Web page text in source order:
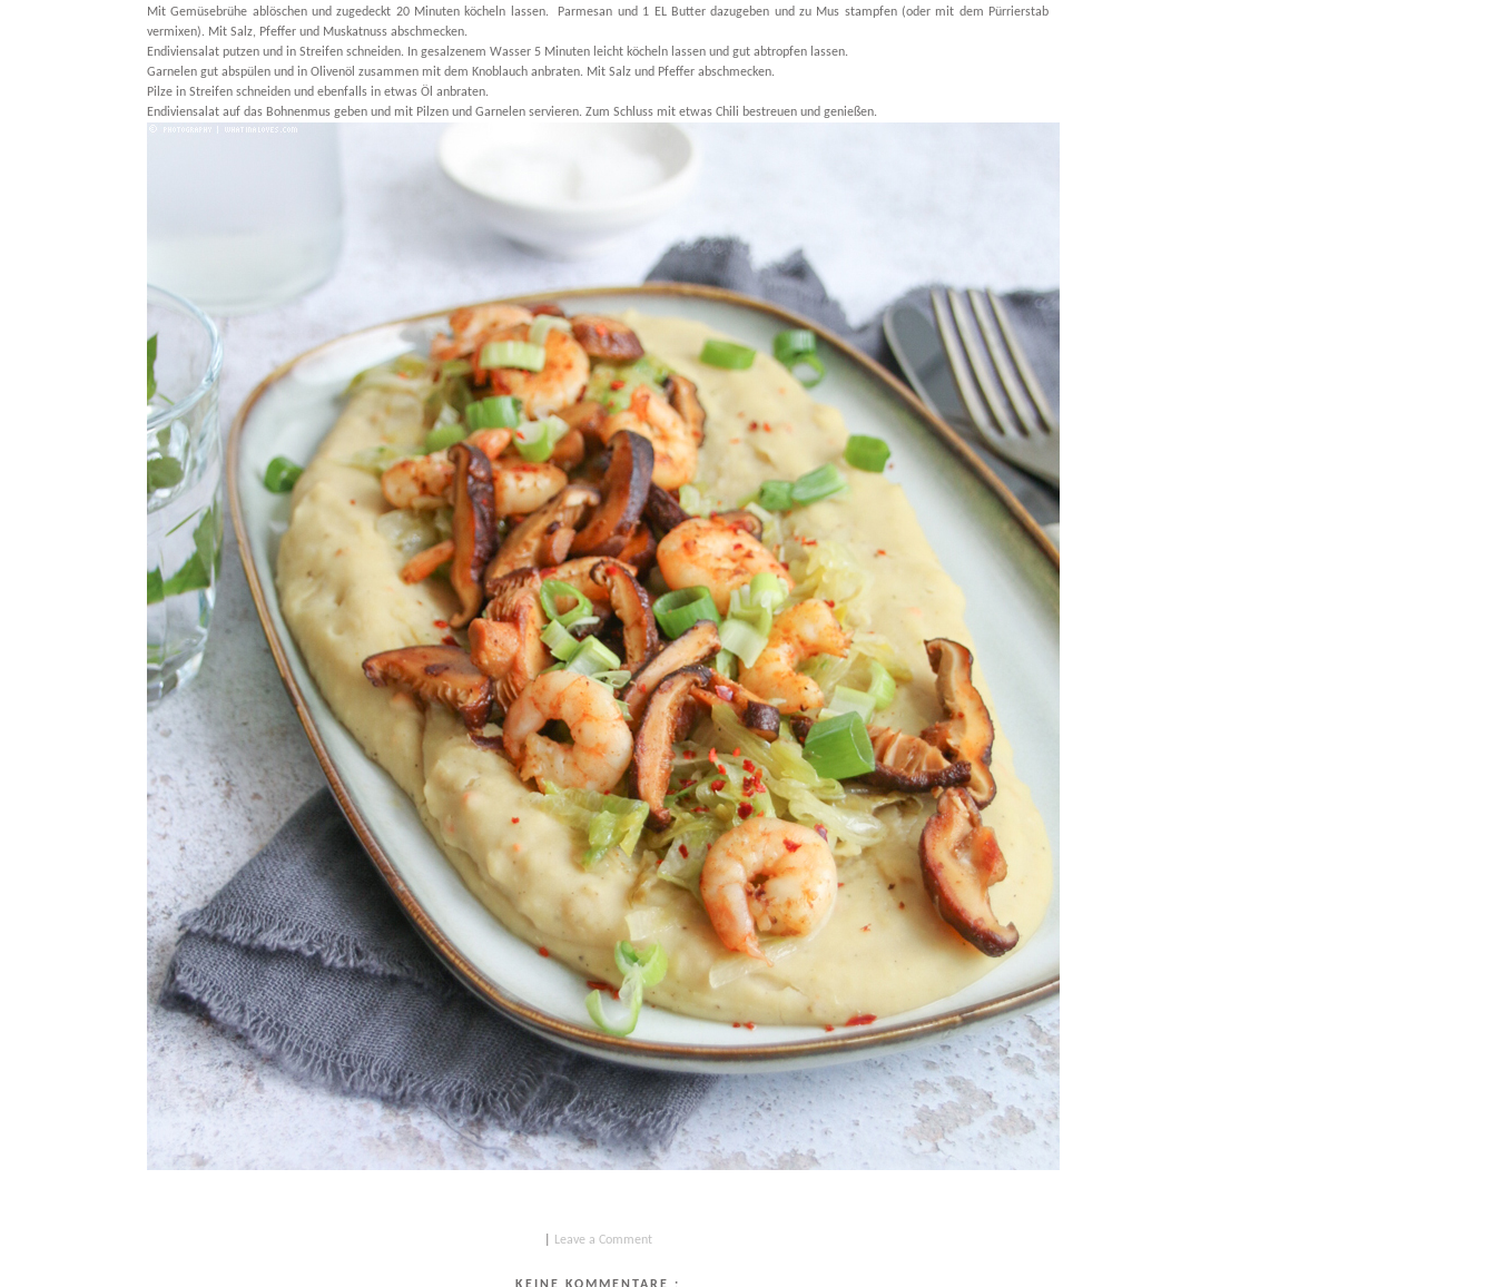
Mit Gemüsebrühe ablöschen und zugedeckt 20 Minuten köcheln lassen. Parmesan und 1 EL Butter dazugeben und zu Mus stampfen (oder mit dem Pürrierstab
vermixen). Mit Salz, Pfeffer und Muskatnuss abschmecken.
Endiviensalat putzen und in Streifen schneiden. In gesalzenem Wasser 5 Minuten leicht köcheln lassen und gut abtropfen lassen.
Garnelen gut abspülen und in Olivenöl zusammen mit dem Knoblauch anbraten. Mit Salz und Pfeffer abschmecken.
Pilze in Streifen schneiden und ebenfalls in etwas Öl anbraten.
Endiviensalat auf das Bohnenmus geben und mit Pilzen und Garnelen servieren. Zum Schluss mit etwas Chili bestreuen und genießen.
Leave a Comment